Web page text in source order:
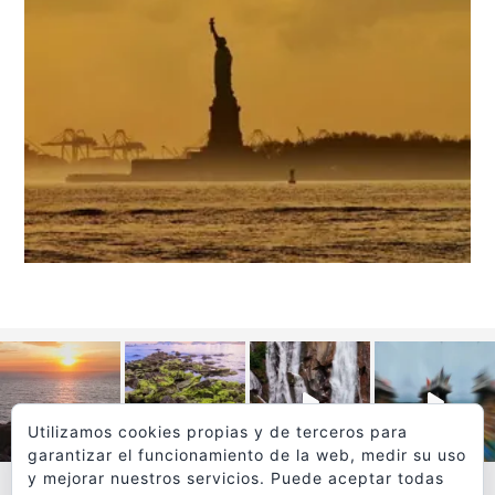
Utilizamos cookies propias y de terceros para
garantizar el funcionamiento de la web, medir su uso
y mejorar nuestros servicios. Puede aceptar todas